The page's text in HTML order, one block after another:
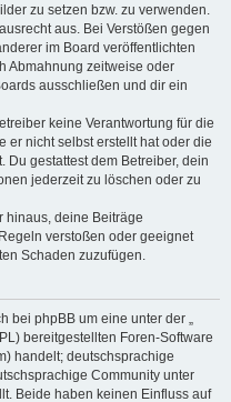
zu setzen bzw. zu verwenden.
aus. Bei Verstößen gegen
im Board veröffentlichten
Abmahnung zeitweise oder
ausschließen und dir ein
keine Verantwortung für die
er nicht selbst erstellt hat oder die
Du gestattest dem Betreiber, dein
jederzeit zu löschen oder zu
hinaus, deine Beiträge
verstoßen oder geeignet
Schaden zuzufügen.
bei phpBB um eine unter der „
bereitgestellten Foren-Software
handelt; deutschsprachige
Community unter
Beide haben keinen Einfluss auf